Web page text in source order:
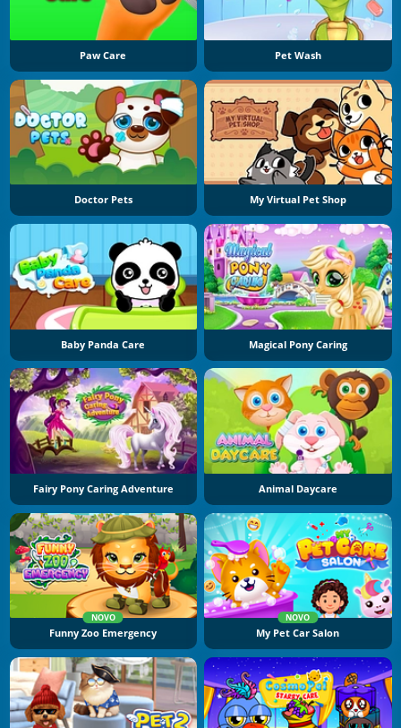
Paw Care Pet Wash
Doctor Pets My Virtual Pet Shop
Baby Panda Care Magical Pony Caring
Fairy Pony Caring Adventure Animal Daycare
NOVO
Funny Zoo Emergency
NOVO
My Pet Car Salon